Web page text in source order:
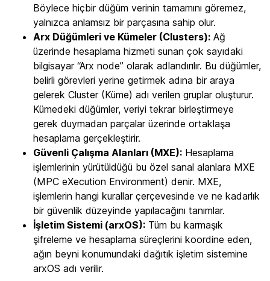
Böylece hiçbir düğüm verinin tamamını göremez,
yalnızca anlamsız bir parçasına sahip olur.
Arx Düğümleri ve Kümeler (Clusters): Ağ
üzerinde hesaplama hizmeti sunan çok sayıdaki
bilgisayar “Arx node” olarak adlandırılır. Bu düğümler,
belirli görevleri yerine getirmek adına bir araya
gelerek Cluster (Küme) adı verilen gruplar oluşturur.
Kümedeki düğümler, veriyi tekrar birleştirmeye
gerek duymadan parçalar üzerinde ortaklaşa
hesaplama gerçekleştirir.
Güvenli Çalışma Alanları (MXE): Hesaplama
işlemlerinin yürütüldüğü bu özel sanal alanlara MXE
(MPC eXecution Environment) denir. MXE,
işlemlerin hangi kurallar çerçevesinde ve ne kadarlık
bir güvenlik düzeyinde yapılacağını tanımlar.
İşletim Sistemi (arxOS): Tüm bu karmaşık
şifreleme ve hesaplama süreçlerini koordine eden,
ağın beyni konumundaki dağıtık işletim sistemine
arxOS adı verilir.